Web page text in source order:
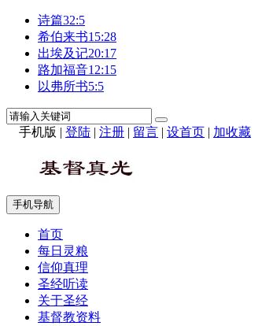
诗篇32:5
希伯来书15:28
出埃及记20:17
路加福音12:15
以弗所书5:5
手机版 | 登陆 | 注册 | 留言 | 设首页 | 加收藏
手机导航
首页
每日灵粮
信仰真理
圣经听读
关于圣经
基督教资料